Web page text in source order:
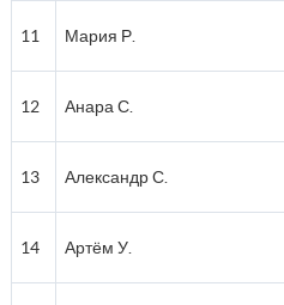
11 Мария Р.
12 Анара С.
13 Александр С.
14 Артём У.